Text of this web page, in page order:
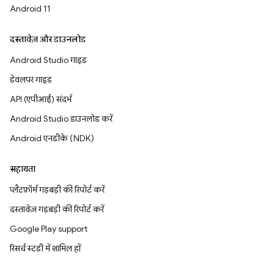
Android 11
दस्तावेज़ और डाउनलोड
Android Studio गाइड
डेवलपर गाइड
API (एपीआई) संदर्भ
Android Studio डाउनलोड करें
Android एनडीके (NDK)
सहायता
प्लैटफ़ॉर्म गड़बड़ी की रिपोर्ट करें
दस्तावेज़ गड़बड़ी की रिपोर्ट करें
Google Play support
रिसर्च स्टडी में शामिल हों